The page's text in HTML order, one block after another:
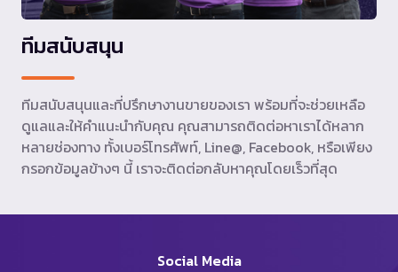
ทีมสนับสนุน
ทีมสนับสนุนและที่ปรึกษางานขายของเรา พร้อมที่จะช่วยเหลือ
ดูแลและให้คำแนะนำกับคุณ คุณสามารถติดต่อหาเราได้หลาก
หลายช่องทาง ทั้งเบอร์โทรศัพท์, Line@, Facebook, หรือเพียง
กรอกข้อมูลข้างๆ นี้ เราจะติดต่อกลับหาคุณโดยเร็วที่สุด
Social Media